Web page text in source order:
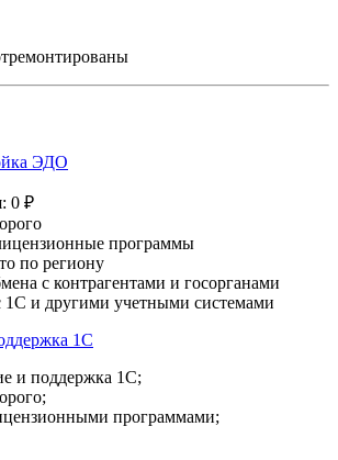
ЭДО
0 ₽
программы
по региону
с контрагентами и госорганами
1С и другими учетными системами
1С
и поддержка 1С;
программами;